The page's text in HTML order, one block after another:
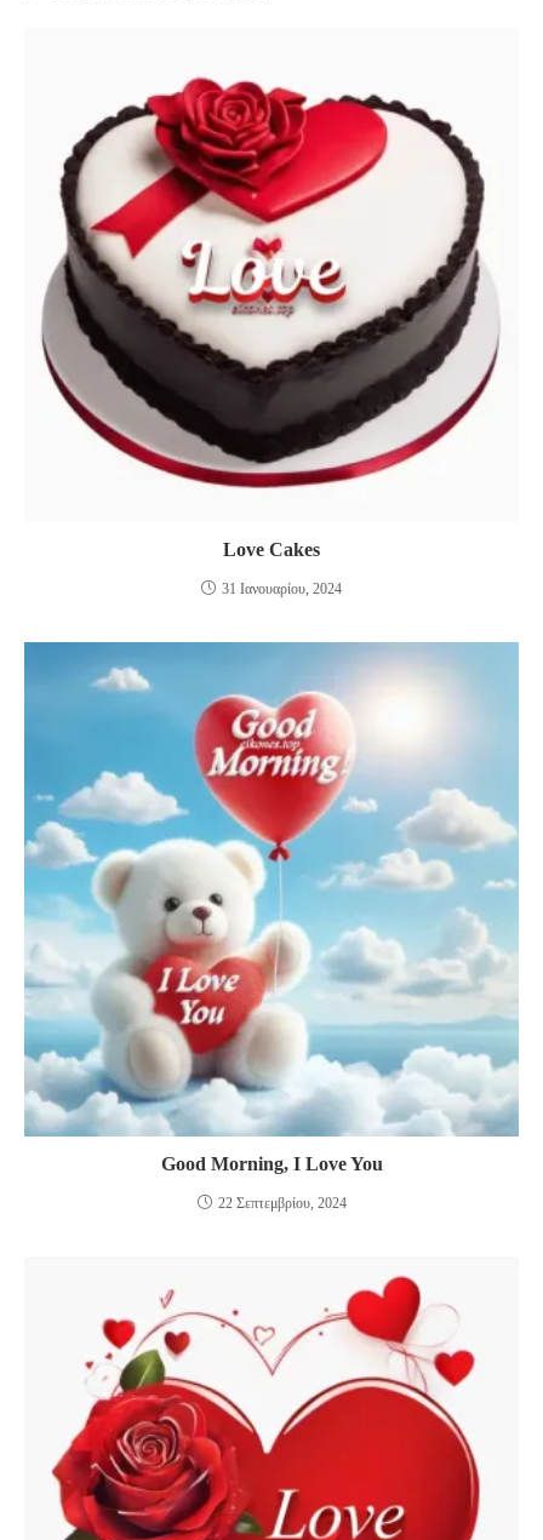
Love Cakes
31 Ιανουαρίου, 2024
Good Morning, I Love You
22 Σεπτεμβρίου, 2024